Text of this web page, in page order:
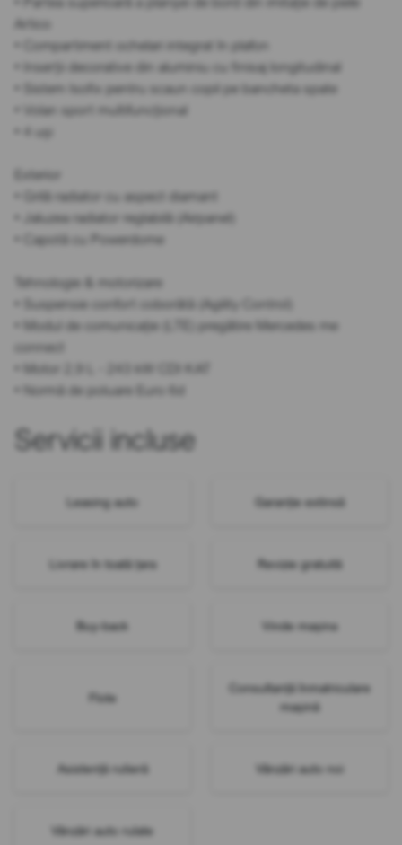
Artico
• Compartiment ochelari integrat în plafon
• Inserții decorative din aluminiu cu finisaj longitudinal
• Sistem Isofix pentru scaun copil pe bancheta spate
• Volan sport multifuncțional
• 4 uși
Exterior
• Grilă radiator cu aspect diamant
• Jaluzea radiator reglabilă (Airpanel)
• Capotă cu Powerdome
Tehnologie & motorizare
• Suspensie confort coborâtă (Agility Control)
• Modul de comunicație (LTE) pregătire Mercedes me
connect
• Motor 2,9 L - 243 kW CDI KAT
• Normă de poluare Euro 6d
Servicii incluse
Leasing auto Garanție extinsă
Livrare în toată țara Revizie gratuită
Buy-back Vinde mașina
Flote
Consultanță înmatriculare
mașină
Asistență rutieră Vânzări auto noi
Vânzări auto rulate